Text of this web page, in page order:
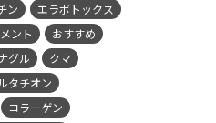
ン
エラボトックス
ント
おすすめ
グル
クマ
タチオン
コラーゲン